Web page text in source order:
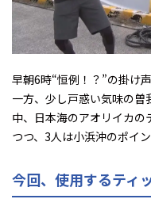
早朝6時――“恒例！？”の掛け
一方、少し戸惑い気味の曽
中、日本海のアオリイカの
つつ、3人は小浜沖のポイ
今回、使用するティ